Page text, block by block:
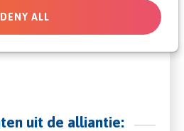
DENY ALL
uit de alliantie: